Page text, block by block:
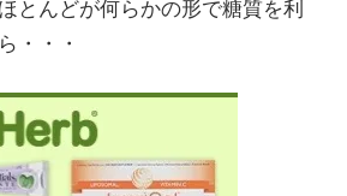
とんどが何らかの形で糖質を利
・・・